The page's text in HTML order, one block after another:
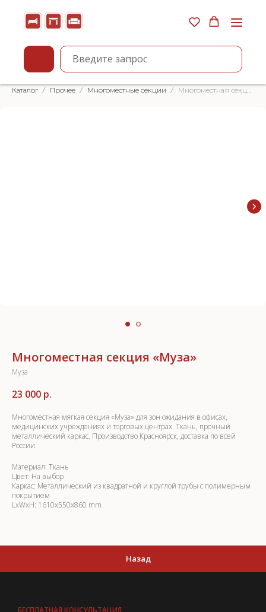
Каталог Прочее Многоместные секции Многоместная секция «Муза»
Многоместная секция «Муза»
Муза
23 000 р.
Многоместная мягкая секция «Муза» для зон ожидания в офисах,
медицинских учреждениях и торговых центрах. Ткань, прочный
металлический каркас. Производство Красноярск, доставка по всей
России.
Материал: Ткань
Цвет: На выбор
Каркас: Металлический из квадратной и круглой трубы с полимерным
покрытием
LxWxH: 1610x550x860 mm
Назад
БЕСПЛАТНАЯ КОНСУЛЬТАЦИЯ